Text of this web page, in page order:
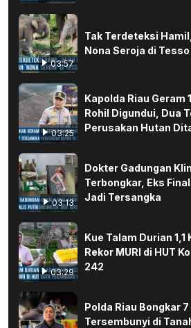
03:57
Tak Terdeteksi
Nona Seroja di
03:25
Kapolda Riau Geram
Rohil Digundui, Dua
Perusakan Hutan
03:13
Dokter Gadungan
Terbongkar, Eks
Jadi Tersangka
03:29
Kue Talam Durian
Rekor MURI di HUT
242
Polda Riau Bongkar
Tersembunyi di